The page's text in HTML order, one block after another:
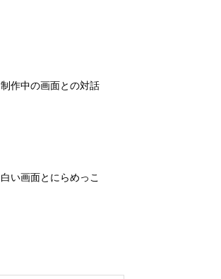
制作中の画面との対話
白い画面とにらめっこ